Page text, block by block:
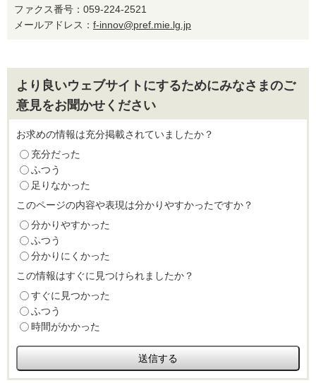
ファクス番号：059-224-2521
メールアドレス： f-innov@pref.mie.lg.jp
より良いウェブサイトにするためにみなさまのご
意見をお聞かせください
お求めの情報は充分掲載されていましたか？
充分だった
ふつう
足りなかった
このページの内容や表現は分かりやすかったですか？
分かりやすかった
ふつう
分かりにくかった
この情報はすぐに見つけられましたか？
すぐに見つかった
ふつう
時間がかかった